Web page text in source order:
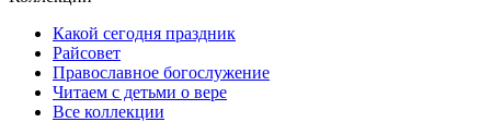
Какой сегодня праздник
Райсовет
Православное богослужение
Читаем с детьми о вере
Все коллекции